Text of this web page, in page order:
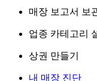
매장 보고서 보
업종 카테고리
상권 만들기
내 매장 진단